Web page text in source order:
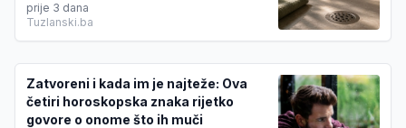
prije 3 dana
Tuzlanski.ba
Zatvoreni i kada im je najteže: Ova
četiri horoskopska znaka rijetko
govore o onome što ih muči